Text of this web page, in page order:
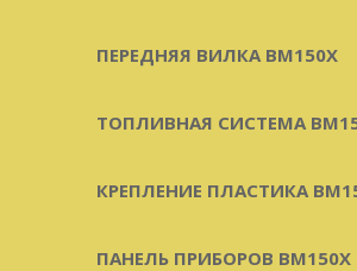
ПЕРЕДНЯЯ ВИЛКА BM150X
ТОПЛИВНАЯ СИСТЕМА
КРЕПЛЕНИЕ ПЛАСТИКА
ПАНЕЛЬ ПРИБОРОВ BM150X